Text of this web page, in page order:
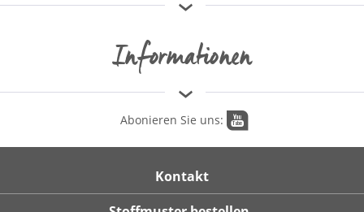
Informationen
Abonieren Sie uns:
Kontakt